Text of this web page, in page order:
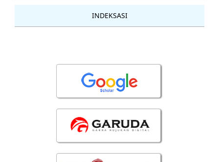
INDEKSASI